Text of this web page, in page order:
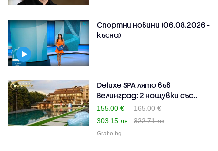
Спортни новини (06.08.2026 -
късна)
Deluxe SPA лято във
Велинград: 2 нощувки със..
155.00 €
165.00 €
303.15 лв
322.71 лв
Grabo.bg